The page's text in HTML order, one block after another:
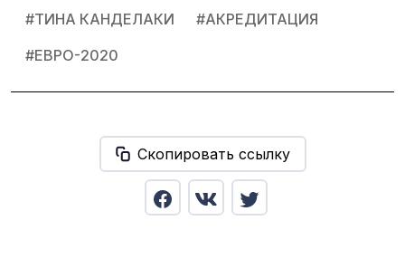
#ТИНА КАНДЕЛАКИ #АКРЕДИТАЦИЯ
#ЕВРО-2020
Скопировать ссылку